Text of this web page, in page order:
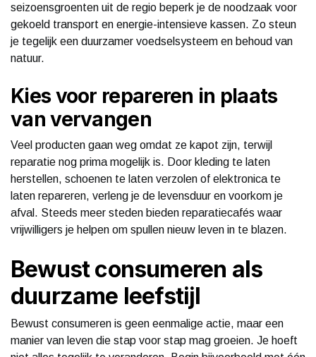
seizoensgroenten uit de regio beperk je de noodzaak voor
gekoeld transport en energie-intensieve kassen. Zo steun
je tegelijk een duurzamer voedselsysteem en behoud van
natuur.
Kies voor repareren in plaats
van vervangen
Veel producten gaan weg omdat ze kapot zijn, terwijl
reparatie nog prima mogelijk is. Door kleding te laten
herstellen, schoenen te laten verzolen of elektronica te
laten repareren, verleng je de levensduur en voorkom je
afval. Steeds meer steden bieden reparatiecafés waar
vrijwilligers je helpen om spullen nieuw leven in te blazen.
Bewust consumeren als
duurzame leefstijl
Bewust consumeren is geen eenmalige actie, maar een
manier van leven die stap voor stap mag groeien. Je hoeft